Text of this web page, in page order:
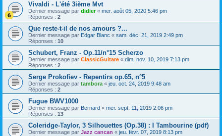
Vivaldi - L'été 3ième Mvt
Dernier message par didier« mer. août 05, 2020 5:46 pm
Réponses : 2
Que reste-t-il de nos amours ?...
Dernier message par Edgar Blanc « sam. déc. 21, 2019 2:49 pm
Réponses : 10
Schubert, Franz - Op.11/n°15 Scherzo
Dernier message par ClassicGuitare « dim. nov. 10, 2019 7:13 pm
Réponses : 2
Serge Prokofiev - Repentirs op.65, n°5
Dernier message par tambora « jeu. oct. 24, 2019 9:48 am
Réponses : 2
Fugue BWV1000
Dernier message par Bernard « mer. sept. 11, 2019 2:06 pm
Réponses : 13
Coleridge-Taylor, 3 Silhouettes (Op.38) : I Tambourine (pdf)
Dernier message par Jazz cancan « jeu. févr. 07, 2019 8:13 pm